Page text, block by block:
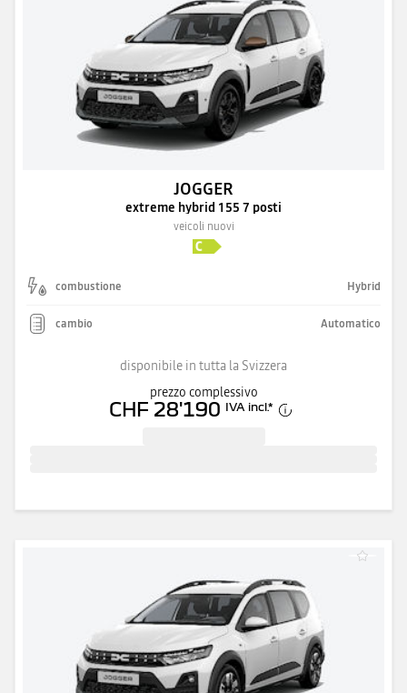
JOGGER
extreme hybrid 155 7 posti
veicoli nuovi
combustione Hybrid
cambio Automatico
disponibile in tutta la Svizzera
prezzo complessivo
CHF 28'190 IVA incl.*